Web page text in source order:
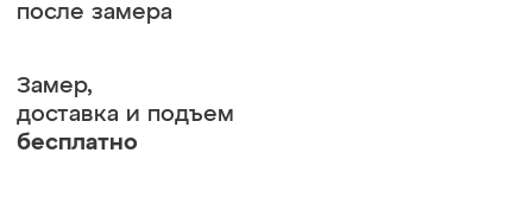
после замера
Замер,
доставка и подъем
бесплатно